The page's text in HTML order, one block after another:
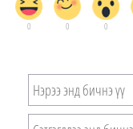
0 0 0